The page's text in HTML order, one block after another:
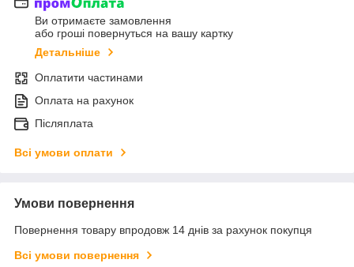
Ви отримаєте замовлення
або гроші повернуться на вашу картку
Детальніше
Оплатити частинами
Оплата на рахунок
Післяплата
Всі умови оплати
Умови повернення
Повернення товару впродовж 14 днів за рахунок покупця
Всі умови повернення